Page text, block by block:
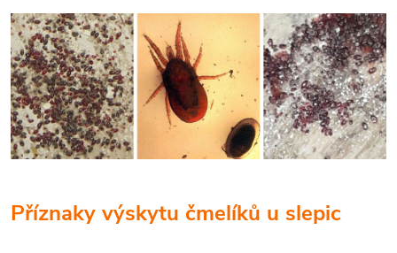
Příznaky výskytu čmelíků u slepic